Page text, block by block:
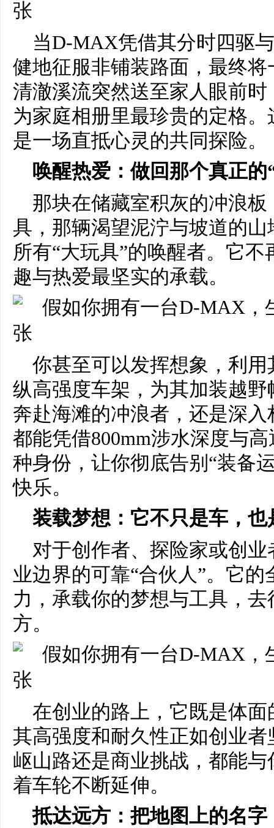
当D-MAX凭借其分时四驱
健地征服非铺装路面，最终
清澈溪流突然送至家人眼前
为家庭相册里最珍贵的定格
是一场直抵心灵的共同探险。
唤醒热爱：做回那个真正的
那块在储藏室积灰的冲浪
具，那辆渴望泥泞与坡道的
所有“大玩具”的唤醒者。它
趣与热爱最坚实的承载。
你甚至可以发挥想象，利
纵高强度车架，为其加装越
奔赴海滩的冲浪者，还是深
都能凭借800mm涉水深度与
种身份，让你彻底告别“装备
快乐。
装载梦想：它不只是车，
对于创作者、探险家或创
业边界的可靠“合伙人”。它
力，承载你的梦想与工具，
方。
在创业的路上，它既是体
其高强度和耐久性正如创业
岖山路还是商业挑战，都能
着车轮不断延伸。
抵达远方：把地图上的名